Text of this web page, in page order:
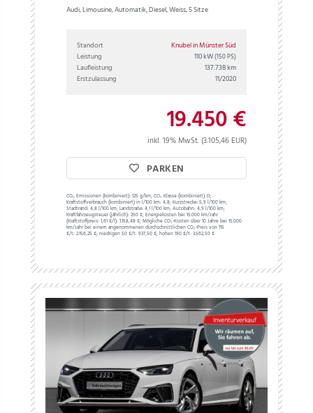
Audi, Limousine, Automatik, Diesel, Weiss, 5 Sitze
Standort
Knubel in Münster Süd
Leistung
110 kW(150 PS)
Laufleistung
137.738 km
Erstzulassung
11/2020
19.450 €
inkl. 19% MwSt. (3.105,46 EUR)
PARKEN
CO₂ Emissionen (kombiniert): 125 g/km;CO₂ Klasse (kombiniert): D;
Kraftstoffverbrauch (kombiniert) in l/100 km: 4,8;Kurzstrecke: 5,9 l/100 km;
Stadtrand: 4,8 l/100 km;Landstraße: 4,1 l/100 km;Autobahn: 4,9 l/100 km;
Kraftfahrzeugsteuer (jährlich): 250 €;Energiekosten bei 15.000 km/Jahr
(Kraftstoffpreis: 1,61€/l): 1.158,48 €;Mögliche CO₂-Kosten über 10 Jahre bei 15.000
km/Jahr bei einem angenommenen durchschnittlichen CO₂-Preis von 115
€/t: 2.156,25 €; niedrigen 50 €/t: 937,50 €; hohen 190 €/t: 3.562,50 €